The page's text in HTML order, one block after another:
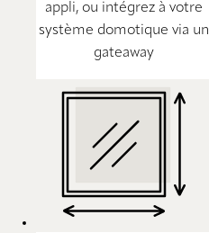
appli, ou intégrez à votre
système domotique via un
gateaway